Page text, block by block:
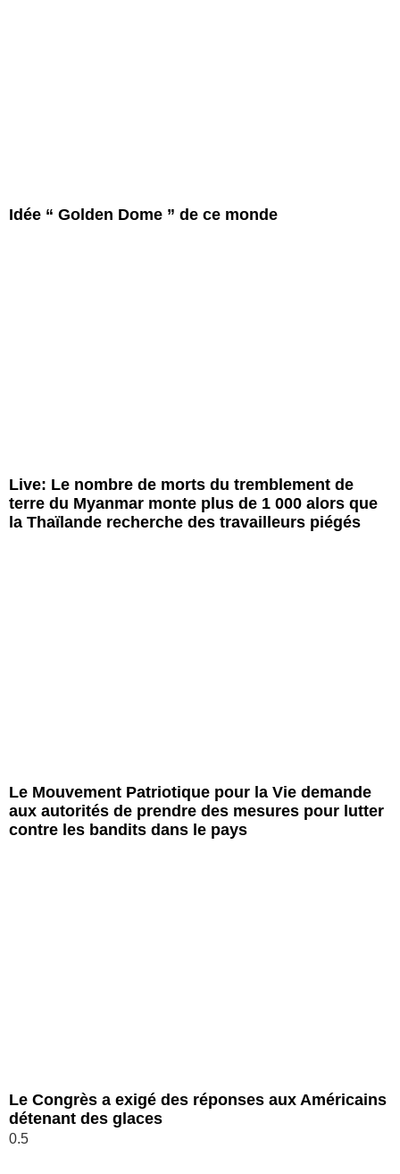
Idée “ Golden Dome ” de ce monde
Live: Le nombre de morts du tremblement de
terre du Myanmar monte plus de 1 000 alors que
la Thaïlande recherche des travailleurs piégés
Le Mouvement Patriotique pour la Vie demande
aux autorités de prendre des mesures pour lutter
contre les bandits dans le pays
Le Congrès a exigé des réponses aux Américains
détenant des glaces